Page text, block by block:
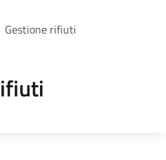
Gestione rifiuti